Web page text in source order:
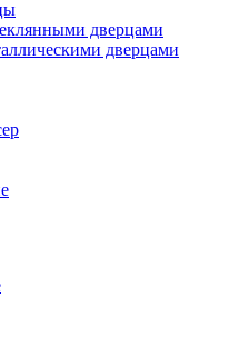
дверцами
дверцами